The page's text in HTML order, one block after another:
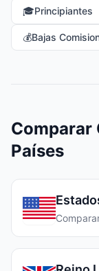
🎓Principiantes
💰Bajas
Comparar
Países